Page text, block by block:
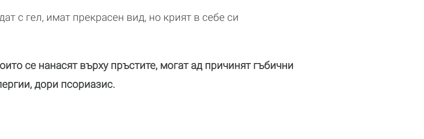
с гел, имат прекрасен вид, но крият в себе си
се нанасят върху пръстите, могат ад причинят гъбични
дори псориазис.